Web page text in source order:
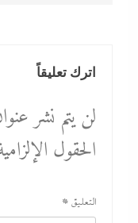
اترك تعليقاً
لن يتم نشر
الحقول
التعليق *